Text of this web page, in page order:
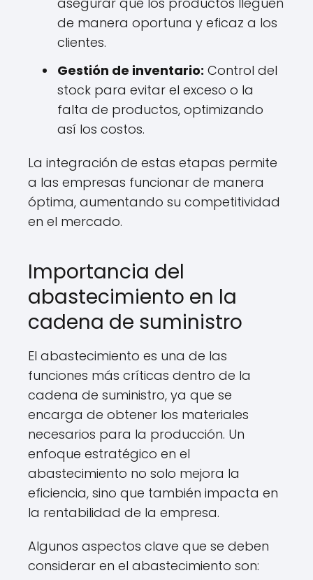
de manera oportuna y eficaz a los
clientes.
Gestión de inventario: Control del
stock para evitar el exceso o la
falta de productos, optimizando
así los costos.
La integración de estas etapas permite
a las empresas funcionar de manera
óptima, aumentando su competitividad
en el mercado.
Importancia del
abastecimiento en la
cadena de suministro
El abastecimiento es una de las
funciones más críticas dentro de la
cadena de suministro, ya que se
encarga de obtener los materiales
necesarios para la producción. Un
enfoque estratégico en el
abastecimiento no solo mejora la
eficiencia, sino que también impacta en
la rentabilidad de la empresa.
Algunos aspectos clave que se deben
considerar en el abastecimiento son: